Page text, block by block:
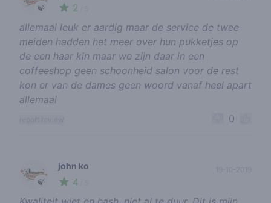
🍃 2
allemaal leuk er aardig maar de service de twee
meiden hadden het meer over hun pukketjes op
de een haar kin maar we zijn daar in een
coffeeshop geen schoonheid salon voor de rest
kon er van de dames geen woord vanaf heel apart
allemaal
0
🍃
john ko
4